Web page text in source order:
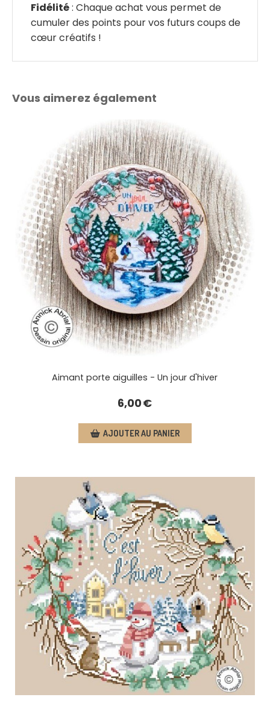
Fidélité: Chaque achat vous permet de
cumuler des points pour vos futurs coups de
cœur créatifs !
Vous aimerez également
Aimant porte aiguilles - Un jour d'hiver
6,00€
AJOUTER AU PANIER